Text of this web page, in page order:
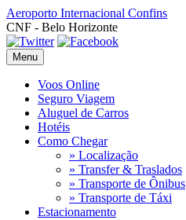
Aeroporto Internacional Confins
CNF - Belo Horizonte
Menu
Voos Online
Seguro Viagem
Aluguel de Carros
Hotéis
Como Chegar
» Localização
» Transfer & Traslados
» Transporte de Ônibus
» Transporte de Táxi
Estacionamento